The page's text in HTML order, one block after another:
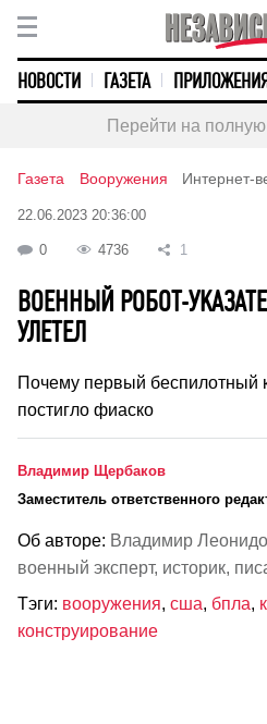
НОВОСТИ ГАЗЕТА ПРИЛОЖЕНИЯ
Перейти на
Газета Вооружения Интернет-
22.06.2023 20:36:00
0 4736 1
ВОЕННЫЙ РОБОТ-
УЛЕТЕЛ
Почему первый
постигло фиаско
Владимир Щербаков
Заместитель ответственного
Об авторе: Владимир
военный эксперт, историк,
Тэги: вооружения, сша, бпла,
конструирование